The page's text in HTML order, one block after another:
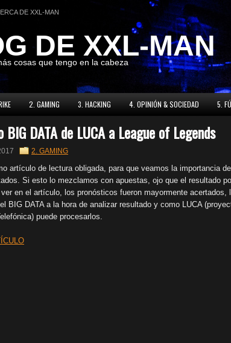
DE XXL-MAN
DE XXL-MAN
cosas que tengo en la cabeza
2. GAMING 3. HACKING 4. OPINIÓN & SOCIEDAD 5.
BIG DATA de LUCA a League of Legends
2. GAMING
artículo de lectura obligada, para que veamos la importancia
Si esto lo mezclamos con apuestas, ojo que el resultado
en el artículo, los pronósticos fueron mayormente acertados,
BIG DATA a la hora de analizar resultado y como LUCA
puede procesarlos.